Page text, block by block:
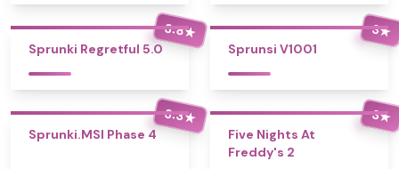
3.8★
Sprunki Regretful 5.0
3★
Sprunsi V1001
3.3★
Sprunki.MSI Phase 4
3★
Five Nights At
Freddy's 2